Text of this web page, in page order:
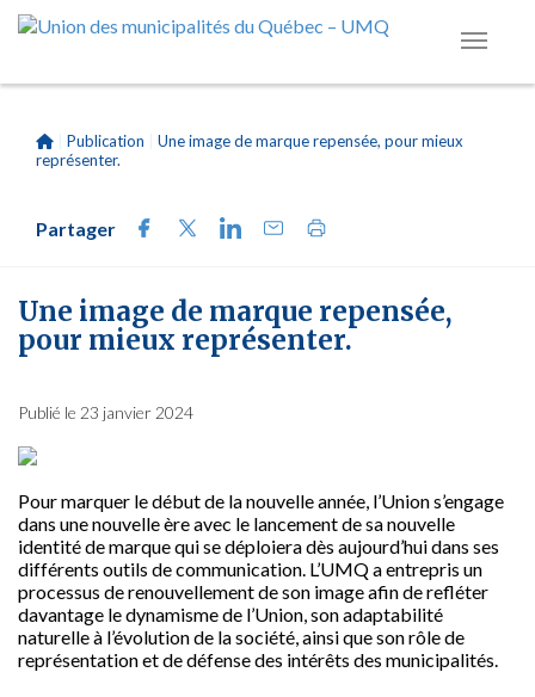
Publication
Une image de marque repensée, pour mieux
représenter.
Partager
Une image de marque repensée,
pour mieux représenter.
Publié le 23 janvier 2024
Pour marquer le début de la nouvelle année, l’Union s’engage
dans une nouvelle ère avec le lancement de sa nouvelle
identité de marque qui se déploiera dès aujourd’hui dans ses
différents outils de communication. L’UMQ a entrepris un
processus de renouvellement de son image afin de refléter
davantage le dynamisme de l’Union, son adaptabilité
naturelle à l’évolution de la société, ainsi que son rôle de
représentation et de défense des intérêts des municipalités.